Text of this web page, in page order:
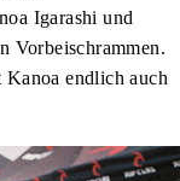
Igarashi und
Vorbeischrammen.
endlich auch